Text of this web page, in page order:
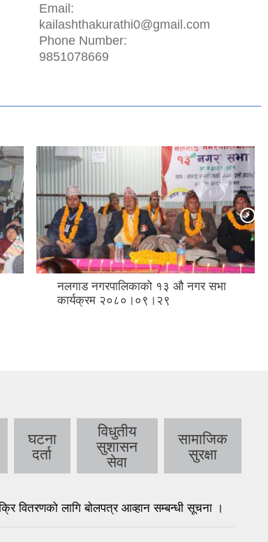
Email:
kailashthakurathi0@gmail.com
Phone Number:
9851078669
नलगाड नगरपालिकाको १३ औ नगर सभा
कार्यक्रम २०८०।०९।२९
घटना
दर्ता
विधुतीय
सुशासन
सेवा
सामाजिक
सुरक्षा
लागि बोलपत्र आव्हान सम्बन्धी सूचना ।